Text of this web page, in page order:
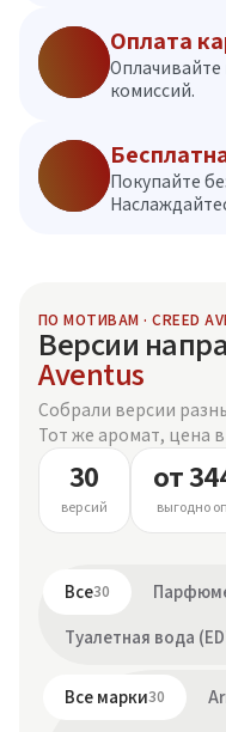
Оплата
Оплачивайте
комиссий.
Покупайте
ПО МОТИВАМ · CREED
Версии
Aventus
Собрали версии
Тот же аромат, цена
30
версий
от
выгодно
Все30
Туалетная вода
Все марки30